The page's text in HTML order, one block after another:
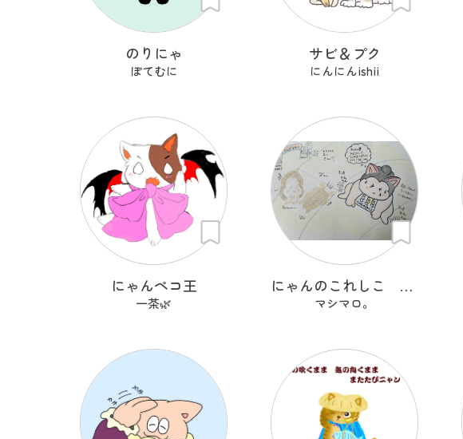
のりにゃ
ぽてむに
サビ＆プク
にんにんishii
にゃんペコ王
一茶🌿
にゃんのこれしこ ある日の夢 Ｎo.2
マシマロ。